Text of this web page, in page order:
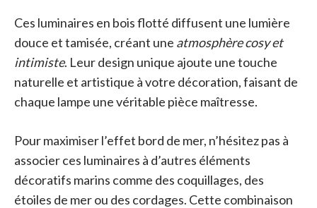
Ces luminaires en bois flotté diffusent une lumière
douce et tamisée, créant une atmosphère cosy et
intimiste. Leur design unique ajoute une touche
naturelle et artistique à votre décoration, faisant de
chaque lampe une véritable pièce maîtresse.
Pour maximiser l’effet bord de mer, n’hésitez pas à
associer ces luminaires à d’autres éléments
décoratifs marins comme des coquillages, des
étoiles de mer ou des cordages. Cette combinaison